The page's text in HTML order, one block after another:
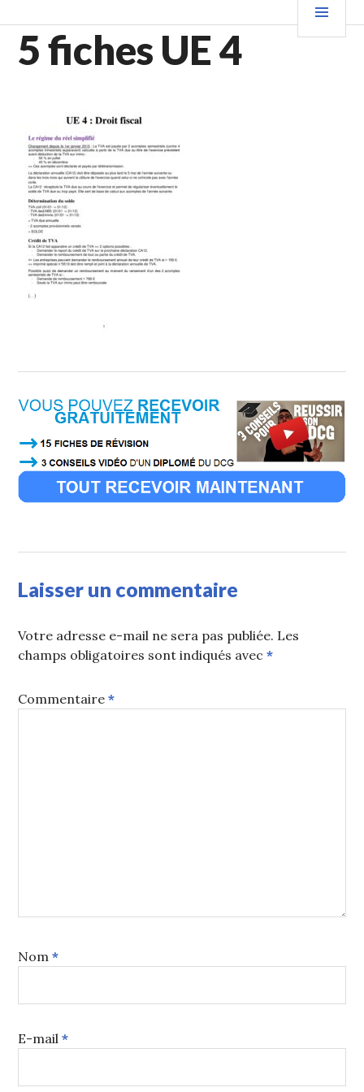
au
contenu
principal
5 fiches UE 4
Laisser un commentaire
Votre adresse e-mail ne sera pas publiée. Les
champs obligatoires sont indiqués avec*
Commentaire*
Nom*
E-mail*